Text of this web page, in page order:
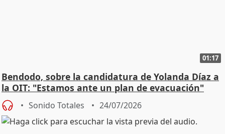
01:17
Bendodo, sobre la candidatura de Yolanda Díaz a
la OIT: "Estamos ante un plan de evacuación"
Sonido Totales 24/07/2026